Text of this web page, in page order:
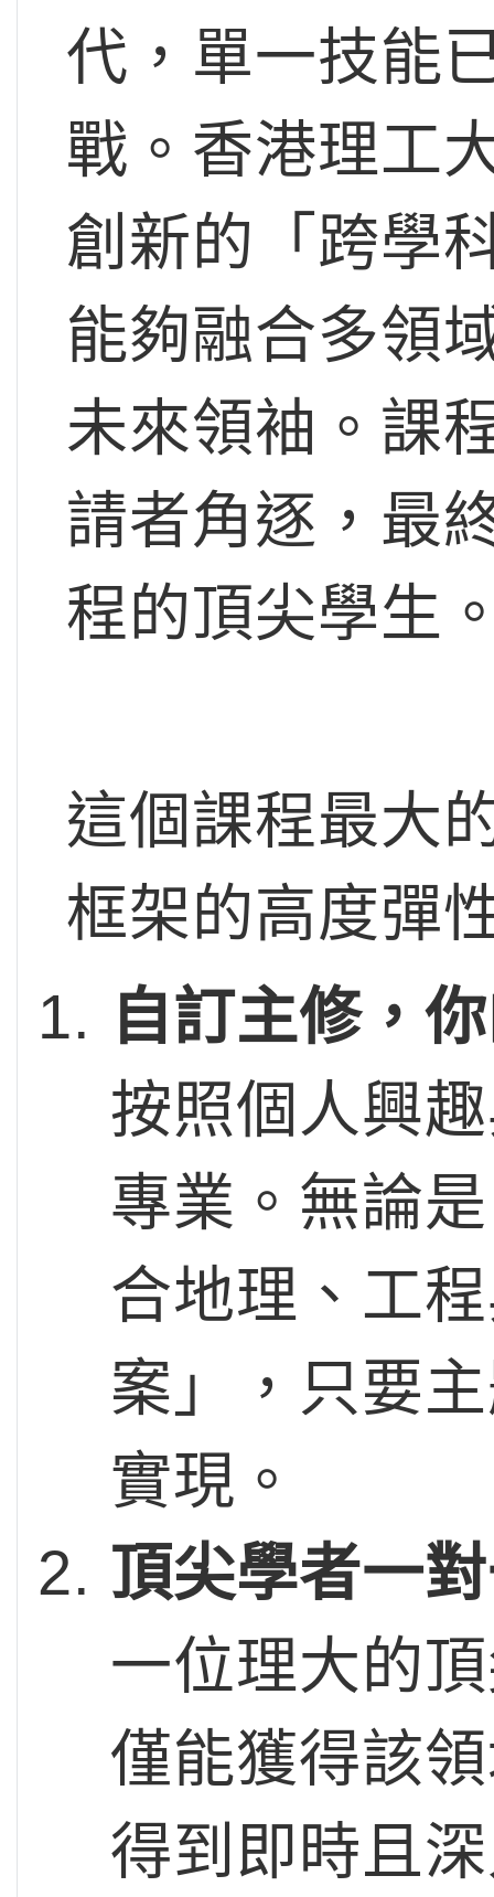
代，單一技能
戰。香港理工
創新的「跨學
能夠融合多領
未來領袖。課
請者角逐，最
程的頂尖學生
這個課程最大
框架的高度彈
自訂主修，
按照個人興
專業。無論
合地理、工
案」，只要
實現。
頂尖學者一
一位理大的
僅能獲得該
得到即時且